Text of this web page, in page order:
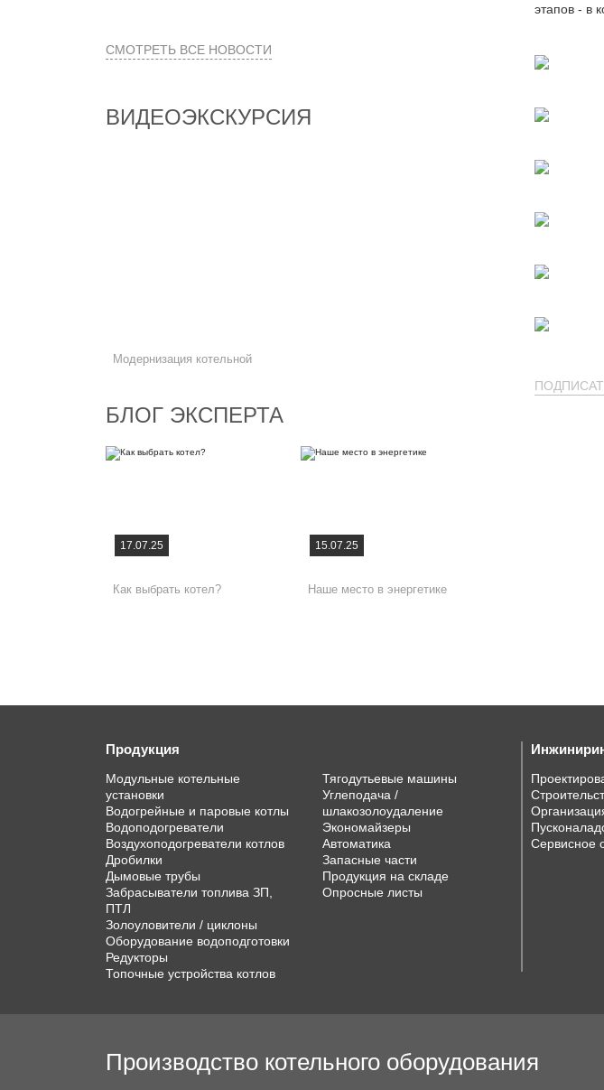
СМОТРЕТЬ ВСЕ НОВОСТИ
ВИДЕОЭКСКУРСИЯ
Модернизация котельной
БЛОГ ЭКСПЕРТА
17.07.25
Как выбрать котел?
15.07.25
Наше место в энергетике
этапов - в
Продукция
Модульные котельные
установки
Водогрейные и паровые котлы
Водоподогреватели
Воздухоподогреватели котлов
Дробилки
Дымовые трубы
Забрасыватели топлива ЗП,
ПТЛ
Золоуловители / циклоны
Оборудование водоподготовки
Редукторы
Топочные устройства котлов
Тягодутьевые машины
Углеподача /
шлакозолоудаление
Экономайзеры
Автоматика
Запасные части
Продукция на складе
Опросные листы
Сервисное
Производство котельного оборудования